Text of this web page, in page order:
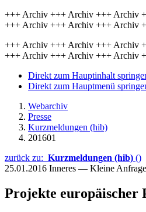
+++ Archiv +++ Archiv +++ Archiv
+++ Archiv +++ Archiv +++ Archiv
+++ Archiv +++ Archiv +++ Archiv
+++ Archiv +++ Archiv +++ Archiv
Direkt zum Hauptinhalt
Direkt zum Hauptmenü
Webarchiv
Presse
Kurzmeldungen (hib)
201601
zurück zu: Kurzmeldungen (hib) ()
25.01.2016 Inneres — Kleine
Projekte europäischer